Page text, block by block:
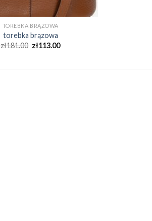
TOREBKA BRĄZOWA
torebka brązowa
zł181.00 zł113.00